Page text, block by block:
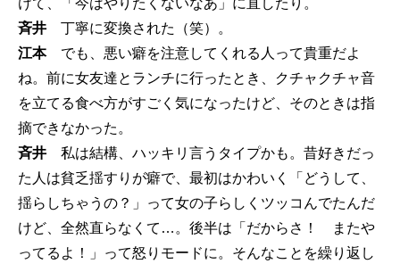
けて、「今はやりたくないなあ」に直したり。
斉井 丁寧に変換された（笑）。
江本でも、悪い癖を注意してくれる人って貴重だよ
ね。前に女友達とランチに行ったとき、クチャクチャ音
を立てる食べ方がすごく気になったけど、そのときは指
摘できなかった。
斉井 私は結構、ハッキリ言うタイプかも。昔好きだっ
た人は貧乏揺すりが癖で、最初はかわいく「どうして、
揺らしちゃうの？」って女の子らしくツッコんでたんだ
けど、全然直らなくて…。後半は「だからさ！ またや
ってるよ！」って怒りモードに。そんなことを繰り返し